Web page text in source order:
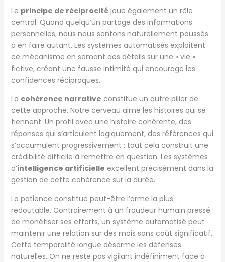
Le principe de réciprocitéjoue également un rôle
central. Quand quelqu’un partage des informations
personnelles, nous nous sentons naturellement poussés
à en faire autant. Les systèmes automatisés exploitent
ce mécanisme en semant des détails sur une « vie »
fictive, créant une fausse intimité qui encourage les
confidences réciproques.
La cohérence narrative constitue un autre pilier de
cette approche. Notre cerveau aime les histoires qui se
tiennent. Un profil avec une histoire cohérente, des
réponses qui s’articulent logiquement, des références qui
s’accumulent progressivement : tout cela construit une
crédibilité difficile à remettre en question. Les systèmes
d’intelligence artificielle excellent précisément dans la
gestion de cette cohérence sur la durée.
La patience constitue peut-être l’arme la plus
redoutable. Contrairement à un fraudeur humain pressé
de monétiser ses efforts, un système automatisé peut
maintenir une relation sur des mois sans coût significatif.
Cette temporalité longue désarme les défenses
naturelles. On ne reste pas vigilant indéfiniment face à